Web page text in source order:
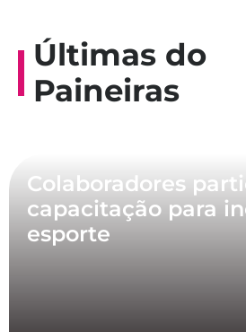
Últimas do
Paineiras
Colaboradores
capacitação para
esporte